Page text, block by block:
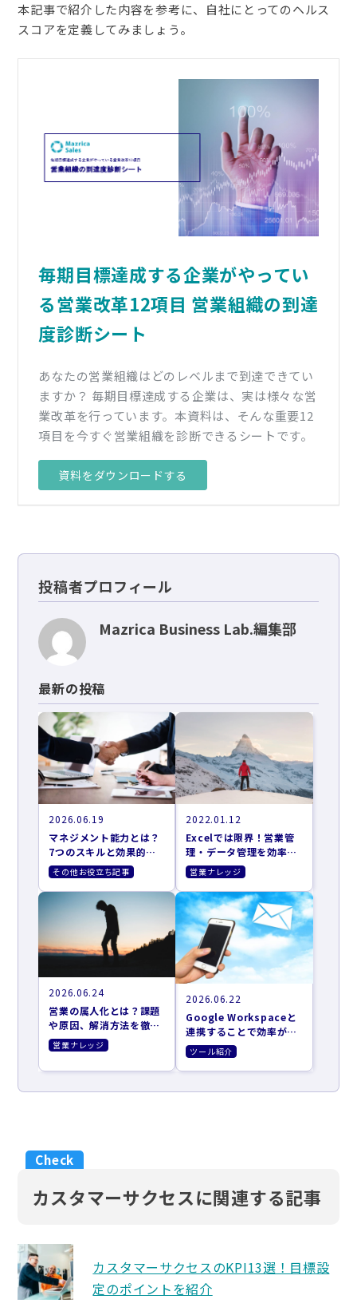
本記事で紹介した内容を参考に、自社にとってのヘルス
スコアを定義してみましょう。
毎期目標達成する企業がやってい
る営業改革12項目 営業組織の到達
度診断シート
あなたの営業組織はどのレベルまで到達できてい
ますか？ 毎期目標達成する企業は、実は様々な営
業改革を行っています。本資料は、そんな重要12
項目を今すぐ営業組織を診断できるシートです。
資料をダウンロードする
投稿者プロフィール
Mazrica Business Lab.編集部
最新の投稿
2026.06.19
マネジメント能力とは？
7つのスキルと効果的な
向上方法
その他お役立ち記事
2022.01.12
Excelでは限界！営業管
理・データ管理を効率化
する4つの方法
営業ナレッジ
2026.06.24
営業の属人化とは？課題
や原因、解消方法を徹底
解説
営業ナレッジ
2026.06.22
Google Workspaceと
連携することで効率がア
ップするツール10選
ツール紹介
カスタマーサクセスに関連する記事
カスタマーサクセスのKPI13選！目標設
定のポイントを紹介